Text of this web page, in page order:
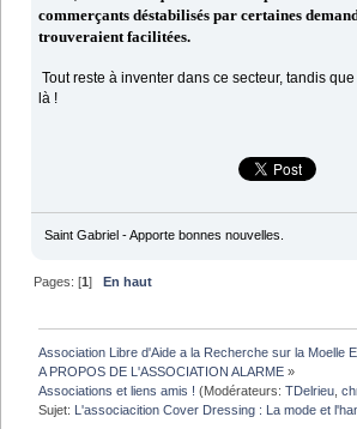
commerçants déstabilisés par certaines
trouveraient facilitées.
Tout reste à inventer dans ce secteur, tandis
là !
Saint Gabriel - Apporte bonnes nouvelles.
Pages: [1]En haut
Association Libre d'Aide a la Recherche sur la Moelle
A PROPOS DE L'ASSOCIATION ALARME »
Associations et liens amis ! (Modérateurs:TDelrieu ,
Sujet: L'associacition Cover Dressing : La mode et